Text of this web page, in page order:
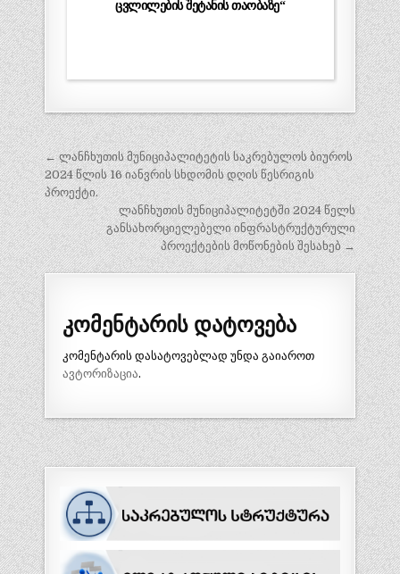
ცვლილების შეტანის თაობაზე“
პოსტის
ნავიგაცია
← ლანჩხუთის მუნიციპალიტეტის საკრებულოს ბიუროს
2024 წლის 16 იანვრის სხდომის დღის წესრიგის
პროექტი.
ლანჩხუთის მუნიციპალიტეტში 2024 წელს
განსახორციელებელი ინფრასტრუქტურული
პროექტების მოწონების შესახებ →
კომენტარის დატოვება
კომენტარის დასატოვებლად უნდა გაიაროთ
ავტორიზაცია.